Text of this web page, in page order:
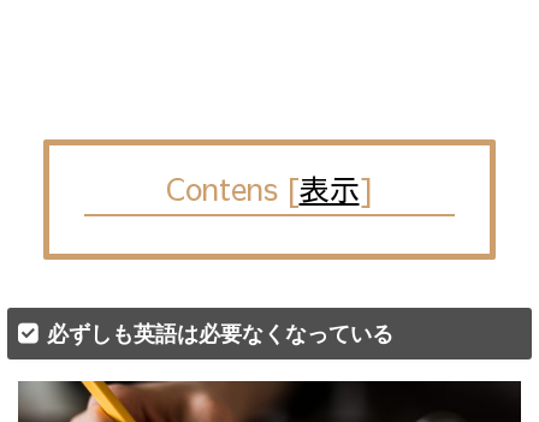
Contens [表示]
必ずしも英語は必要なくなっている